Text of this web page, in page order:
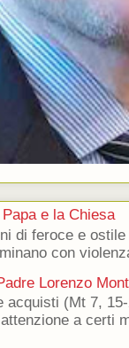
e la Chiesa
di feroce e
con
Lorenzo
acquisti (Mt 7,
a certi